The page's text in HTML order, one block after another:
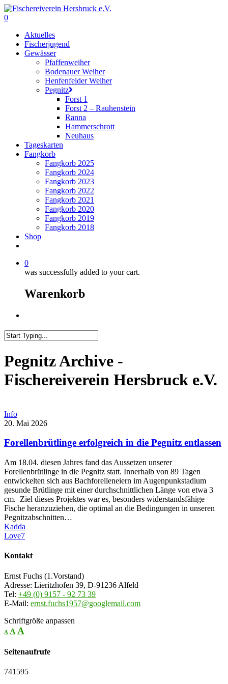
Skip
to
content
0
Aktuelles
Fischerjugend
Gewässer
Pfaffenweiher
Bodenauer Weiher
Henfenfelder Weiher
Pegnitz
Forst 1
Forst 2 – Rauhenstein
Ranna
Hammerschrott
Neuhaus
Tageskarten
Fangkorb
Fangkorb 2025
Fangkorb 2024
Fangkorb 2023
Fangkorb 2022
Fangkorb 2021
Fangkorb 2020
Fangkorb 2019
Fangkorb 2018
Shop
0
was successfully added to your cart.
Warenkorb
Search
Pegnitz Archive -
Fischereiverein Hersbruck e.V.
Info
20. Mai 2026
Forellenbrütlinge erfolgreich in die Pegnitz entlassen
Am 18.04. diesen Jahres fand das Aussetzen unserer
Forellenbrütlinge in die Pegnitz statt. Innerhalb von 89 Tagen
entwickelten sich aus Bachforelleneiern im Augenpunkstadium
gesunde Brütlinge mit einer durchschnittlichen Länge von etwa 3
cm. Ziel dieses Projektes war es, besonders widerstandsfähige
Fische heranzuziehen, die optimal an die Bedingungen in unseren
Pegnitzabschnitten…
Kadda
Love7
Kontakt
Ernst Fuchs (1.Vorstand)
Adresse: Lieritzhofen 39, D-91236 Alfeld
Tel: +49 (0) 9157 - 92 73 39
E-Mail: ernst.fuchs1957@googlemail.com
Schriftgröße anpassen
A A A
Seitenaufrufe
741595